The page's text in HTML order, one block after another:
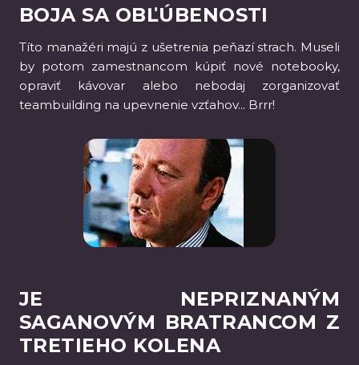
BOJA SA OBĽÚBENOSTI
Títo manažéri majú z ušetrenia peňazí strach. Museli
by potom zamestnancom kúpiť nové notebooky,
opraviť kávovar alebo nebodaj zorganizovať
teambuilding na upevnenie vzťahov... Brrr!
JE NEPRIZNANÝM
SAGANOVÝM BRATRANCOM Z
TRETIEHO KOLENA